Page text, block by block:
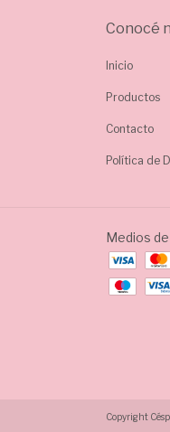
Conocé
Inicio
Productos
Contacto
Política de
Medios
Copyright